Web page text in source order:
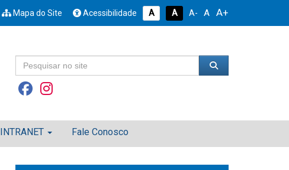
Mapa do Site Acessibilidade A A A- A A+
INTRANET Fale Conosco